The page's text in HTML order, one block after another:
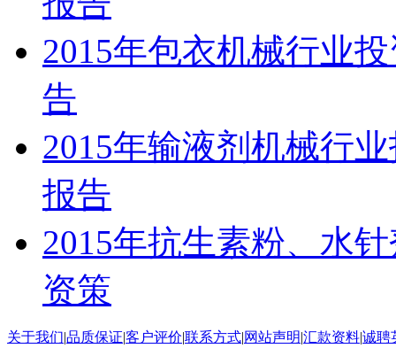
2015年包衣机械行业
告
2015年输液剂机械行
报告
2015年抗生素粉、水
资策
关于我们|品质保证|客户评价|联系方式|网站声明|汇款资料|诚聘